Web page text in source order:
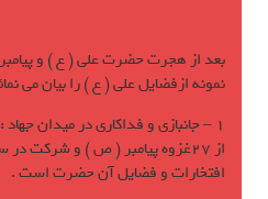
بعد از هجرت حضرت علی ( ع ) و
نمونه ازفضايل علی ( ع ) را بيان مي
از 27غزوه پيامبر ( ص ) و شرکت
افتخارات و فضايل آن حضرت است .